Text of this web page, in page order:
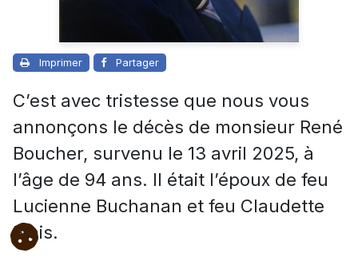
Imprimer Partager
C’est avec tristesse que nous vous
annonçons le décès de monsieur René
Boucher, survenu le 13 avril 2025, à
l’âge de 94 ans. Il était l’époux de feu
Lucienne Buchanan et feu Claudette
Blais.